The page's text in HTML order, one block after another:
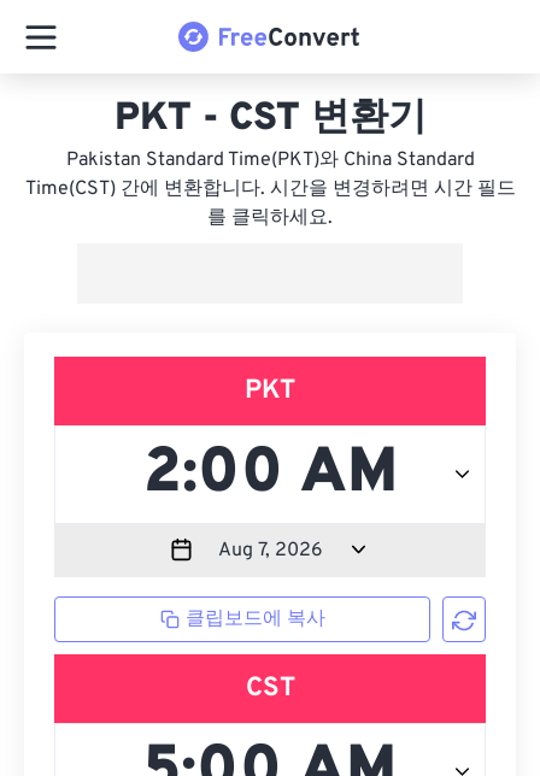
PKT - CST 변환기
Pakistan Standard Time(PKT)와 China Standard
Time(CST) 간에 변환합니다. 시간을 변경하려면 시간 필드
를 클릭하세요.
PKT
클립보드에 복사
CST